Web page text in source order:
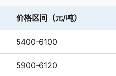
价格区间（元/吨）
5400-6100
5900-6120